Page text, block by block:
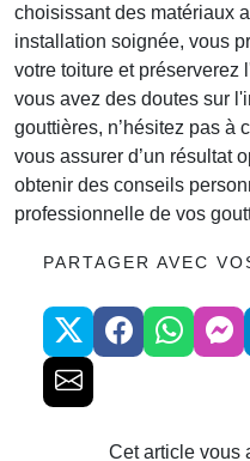
choisissant des matériaux
installation soignée, vous
votre toiture et préserverez
vous avez des doutes sur
gouttières, n’hésitez pas à
vous assurer d’un résultat
obtenir des conseils
professionnelle de vos
PARTAGER AVEC
Cet article vous